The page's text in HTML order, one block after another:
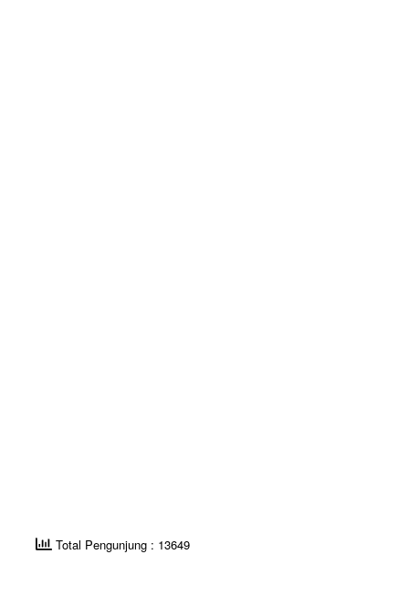
Total Pengunjung : 13649